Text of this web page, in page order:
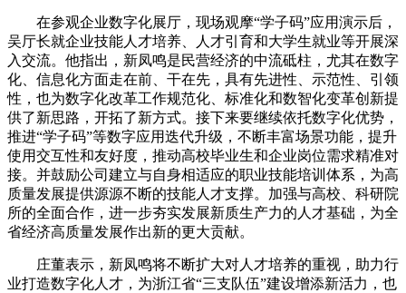
在参观企业数字化展厅，现场观摩“学子码”应用演示后，
吴厅长就企业技能人才培养、人才引育和大学生就业等开展深
入交流。他指出，新凤鸣是民营经济的中流砥柱，尤其在数字
化、信息化方面走在前、干在先，具有先进性、示范性、引领
性，也为数字化改革工作规范化、标准化和数智化变革创新提
供了新思路，开拓了新方式。接下来要继续依托数字化优势，
推进“学子码”等数字应用迭代升级，不断丰富场景功能，提升
使用交互性和友好度，推动高校毕业生和企业岗位需求精准对
接。并鼓励公司建立与自身相适应的职业技能培训体系，为高
质量发展提供源源不断的技能人才支撑。加强与高校、科研院
所的全面合作，进一步夯实发展新质生产力的人才基础，为全
省经济高质量发展作出新的更大贡献。
庄董表示，新凤鸣将不断扩大对人才培养的重视，助力行
业打造数字化人才，为浙江省“三支队伍”建设增添新活力，也